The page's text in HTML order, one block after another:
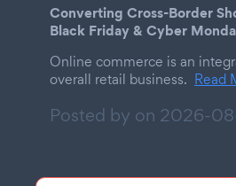
Converting Cross-Border
Black Friday & Cyber
Online commerce is an
overall retail business. Read
Posted by on 2026-